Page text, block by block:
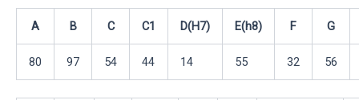
A B C C1 D(H7) E(h8) F G
80 97 54 44 14 55 32 56